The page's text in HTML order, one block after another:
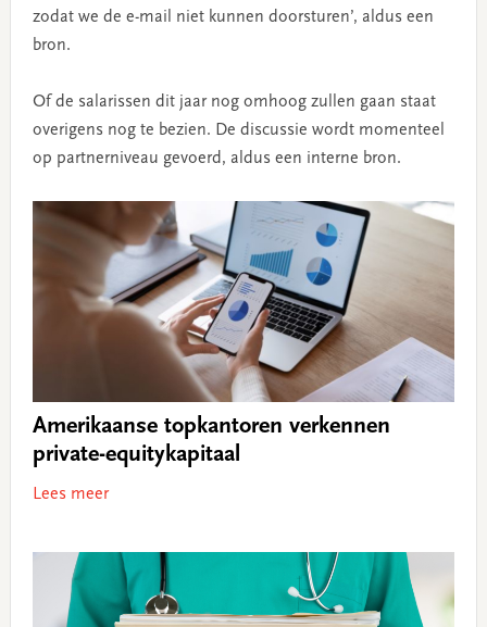
zodat we de e-mail niet kunnen doorsturen’, aldus een
bron.
Of de salarissen dit jaar nog omhoog zullen gaan staat
overigens nog te bezien. De discussie wordt momenteel
op partnerniveau gevoerd, aldus een interne bron.
Amerikaanse topkantoren verkennen
private-equitykapitaal
Lees meer